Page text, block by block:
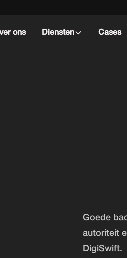
ons Diensten Cases
Goede
autoriteit
DigiSwift.